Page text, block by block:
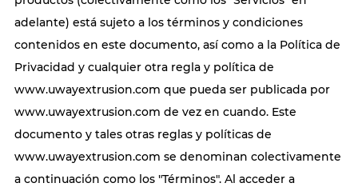
adelante) está sujeto a los términos y condiciones
contenidos en este documento, así como a la Política de
Privacidad y cualquier otra regla y política de
www.uwayextrusion.com que pueda ser publicada por
www.uwayextrusion.com de vez en cuando. Este
documento y tales otras reglas y políticas de
www.uwayextrusion.com se denominan colectivamente
a continuación como los "Términos". Al acceder a